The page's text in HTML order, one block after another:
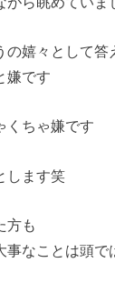
の嬉々として
嫌です
くちゃ嫌です
します笑
方も
事なことは頭で